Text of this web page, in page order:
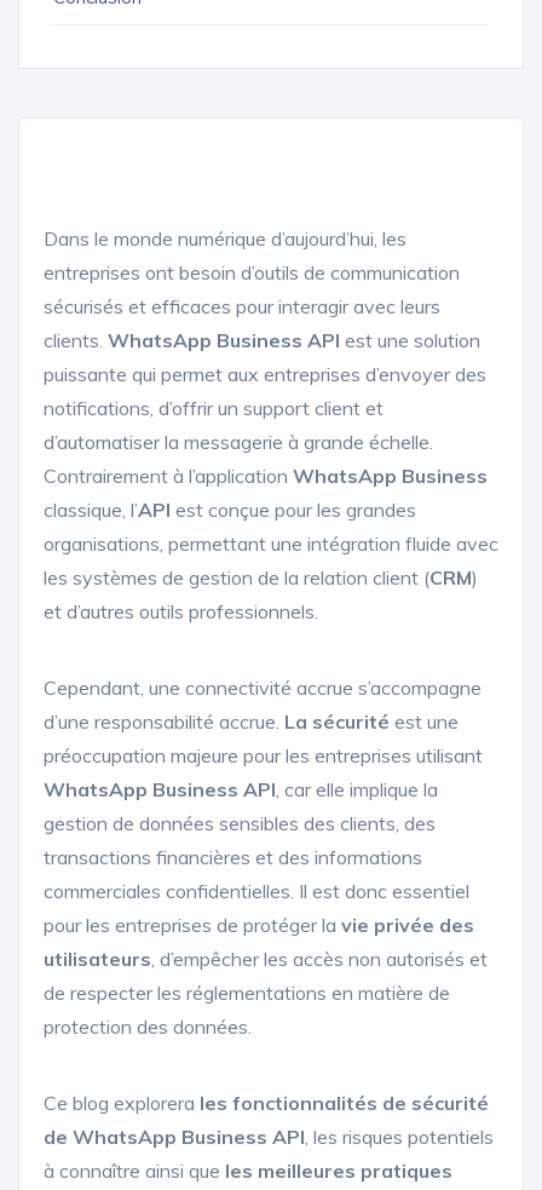
Dans le monde numérique d’aujourd’hui, les
entreprises ont besoin d’outils de communication
sécurisés et efficaces pour interagir avec leurs
clients. WhatsApp Business API est une solution
puissante qui permet aux entreprises d’envoyer des
notifications, d’offrir un support client et
d’automatiser la messagerie à grande échelle.
Contrairement à l’application WhatsApp Business
classique, l’API est conçue pour les grandes
organisations, permettant une intégration fluide avec
les systèmes de gestion de la relation client (CRM)
et d’autres outils professionnels.
Cependant, une connectivité accrue s’accompagne
d’une responsabilité accrue. La sécurité est une
préoccupation majeure pour les entreprises utilisant
WhatsApp Business API, car elle implique la
gestion de données sensibles des clients, des
transactions financières et des informations
commerciales confidentielles. Il est donc essentiel
pour les entreprises de protéger la vie privée des
utilisateurs, d’empêcher les accès non autorisés et
de respecter les réglementations en matière de
protection des données.
Ce blog explorera les fonctionnalités de sécurité
de WhatsApp Business API, les risques potentiels
à connaître ainsi que les meilleures pratiques